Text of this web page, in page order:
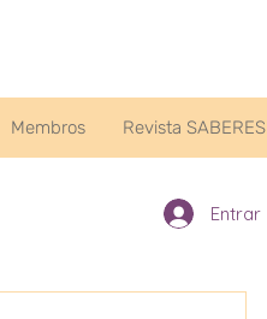
Membros Revista SABERES
Entrar